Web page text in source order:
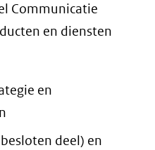
Communicatie
en diensten
en
deel) en